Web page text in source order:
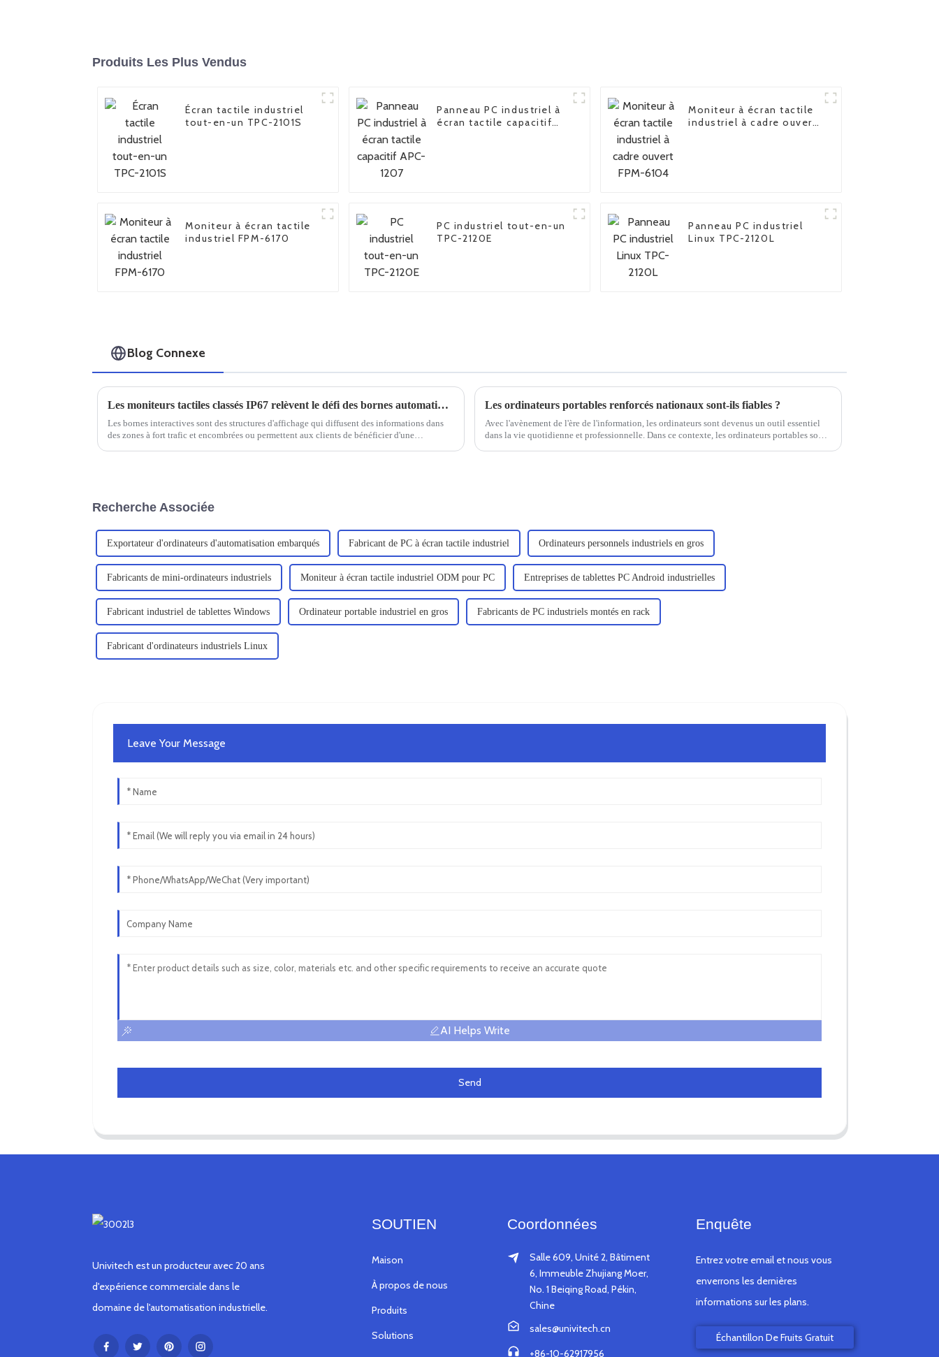
Produits Les Plus Vendus
Écran tactile industriel
tout-en-un TPC-2101S
Panneau PC industriel à
écran tactile capacitif
Moniteur à écran tactile
industriel à cadre ouvert
Moniteur à écran tactile
industriel FPM-6170
PC industriel tout-en-un
TPC-2120E
Panneau PC industriel
Linux TPC-2120L
Blog Connexe
Les moniteurs tactiles classés IP67 relèvent le défi des bornes automatiques
Les bornes interactives sont des structures d'affichage qui diffusent des informations dans
des zones à fort trafic et encombrées ou permettent aux clients de bénéficier d'une
Les ordinateurs portables renforcés nationaux sont-ils fiables ?
Avec l'avènement de l'ère de l'information, les ordinateurs sont devenus un outil essentiel
dans la vie quotidienne et professionnelle. Dans ce contexte, les ordinateurs portables sont
Recherche Associée
Exportateur d'ordinateurs d'automatisation embarqués Fabricant de PC à écran tactile industriel Ordinateurs personnels industriels en gros
Fabricants de mini-ordinateurs industriels Moniteur à écran tactile industriel ODM pour PC Entreprises de tablettes PC Android industrielles
Fabricant industriel de tablettes Windows Ordinateur portable industriel en gros Fabricants de PC industriels montés en rack
Fabricant d'ordinateurs industriels Linux
Leave Your Message
AI Helps Write
Send
Univitech est un producteur avec 20 ans
d'expérience commerciale dans le
domaine de l'automatisation industrielle.
SOUTIEN
Maison
À propos de nous
Produits
Solutions
Coordonnées
Salle 609, Unité 2, Bâtiment
6, Immeuble Zhujiang Moer,
No. 1 Beiqing Road, Pékin,
Chine
sales@univitech.cn
+86-10-62917956
Enquête
Entrez votre email et nous vous
enverrons les dernières
informations sur les plans.
Échantillon De Fruits Gratuit